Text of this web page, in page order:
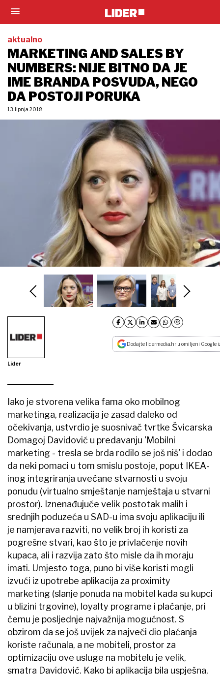
aktualno
MARKETING AND SALES BY
NUMBERS: NIJE BITNO DA JE
IME BRANDA POSVUDA, NEGO
DA POSTOJI PORUKA
13. lipnja 2018.
Lider
Dodajte lidermedia.hr u omiljeni Google
Iako je stvorena velika fama oko mobilnog
marketinga, realizacija je zasad daleko od
očekivanja, ustvrdio je suosnivač tvrtke Švicarska
Domagoj Davidović u predavanju 'Mobilni
marketing - tresla se brda rodilo se još niš' i dodao
da neki pomaci u tom smislu postoje, poput IKEA-
inog integriranja uvećane stvarnosti u svoju
ponudu (virtualno smještanje namještaja u stvarni
prostor). Iznenađujuće velik postotak malih i
srednjih poduzeća u SAD-u ima svoju aplikaciju ili
je namjerava razviti, no velik broj ih koristi za
pogrešne stvari, kao što je privlačenje novih
kupaca, ali i razvija zato što misle da ih moraju
imati. Umjesto toga, puno bi više koristi mogli
izvući iz upotrebe aplikacija za proximity
marketing (slanje ponuda na mobitel kada su kupci
u blizini trgovine), loyalty programe i plaćanje, pri
čemu je posljednje najvažnija mogućnost. S
obzirom da se još uvijek za najveći dio plaćanja
koriste računala, a ne mobiteli, prostor za
optimizaciju ove usluge na mobitelu je velik,
smatra Davidović. Kako bi aplikacija bila uspješna,